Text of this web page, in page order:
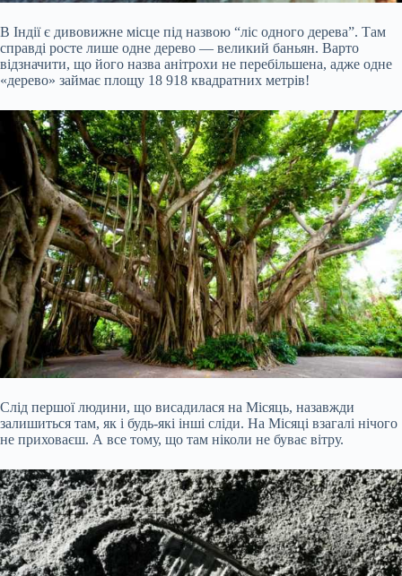
В Індії є дивовижне місце під назвою “ліс одного дерева”. Там
справді росте лише одне дерево — великий баньян. Варто
відзначити, що його назва анітрохи не перебільшена, адже одне
«дерево» займає площу 18 918 квадратних метрів!
Слід першої людини, що висадилася на Місяць, назавжди
залишиться там, як і будь-які інші сліди. На Місяці взагалі нічого
не приховаєш. А все тому, що там ніколи не буває вітру.